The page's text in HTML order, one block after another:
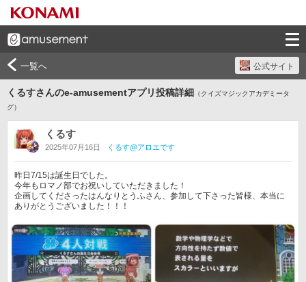
一覧へ 公式サイト
くるすさんのe-amusementアプリ投稿詳細 （クイズマジックアカデミータ
グ）
くるす
2025年07月16日 くるす@アロエです
昨日7/15は誕生日でした。
今年もロマノ部でお祝いしていただきました！
企画してくださったはんなりとうふさん、参加して下さった皆様、本当に
ありがとうございました！！！